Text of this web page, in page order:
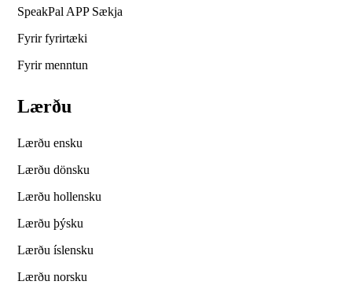
SpeakPal APP Sækja
Fyrir fyrirtæki
Fyrir menntun
Lærðu
Lærðu ensku
Lærðu dönsku
Lærðu hollensku
Lærðu þýsku
Lærðu íslensku
Lærðu norsku